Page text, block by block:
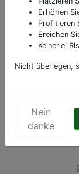
Erhöhen
Profitieren
Ereichen
Keinerlei
Nicht überlegen,
Nein
danke